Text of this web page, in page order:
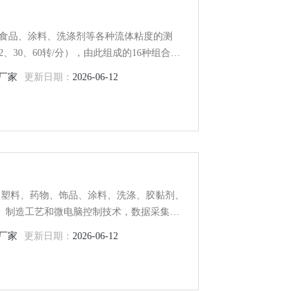
品、涂料、洗涤剂等各种流体粘度的测
30、60转/分），由此组成的16种组合，
家 更新日期： 2026-06-12
料、药物、饰品、涂料、洗涤、胶黏剂、
制造工艺和微电脑控制技术，数据采集正
显示清晰。本仪器具有测量灵敏度高，测
家 更新日期： 2026-06-12